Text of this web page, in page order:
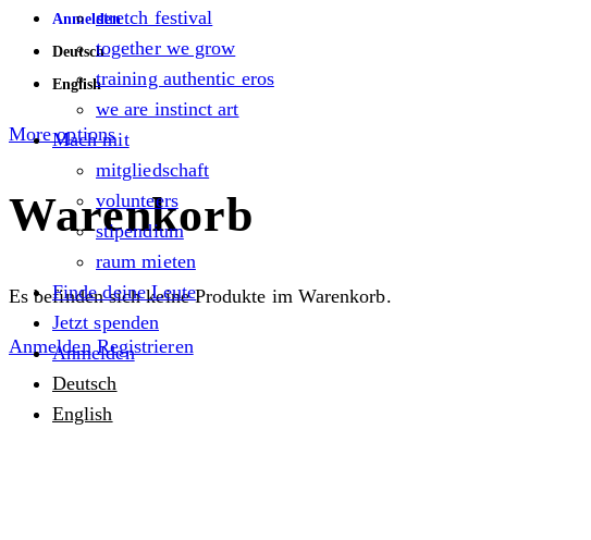
Anmelden
Deutsch
English
More options
Warenkorb
Es befinden sich keine Produkte im Warenkorb.
Anmelden Registrieren
stretch festival
together we grow
training authentic eros
we are instinct art
Mach mit
mitgliedschaft
volunteers
stipendium
raum mieten
Finde deine Leute
Jetzt spenden
Anmelden
Deutsch
English